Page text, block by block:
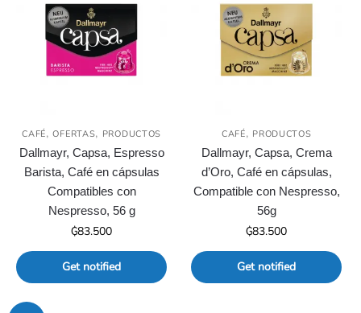
CAFÉ,OFERTAS, PRODUCTOS
Dallmayr, Capsa, Espresso
Barista, Café en cápsulas
Compatibles con
Nespresso, 56 g
₲83.500
Get notified
CAFÉ, PRODUCTOS
Dallmayr, Capsa, Crema
d’Oro, Café en cápsulas,
Compatible con Nespresso,
56g
₲83.500
Get notified